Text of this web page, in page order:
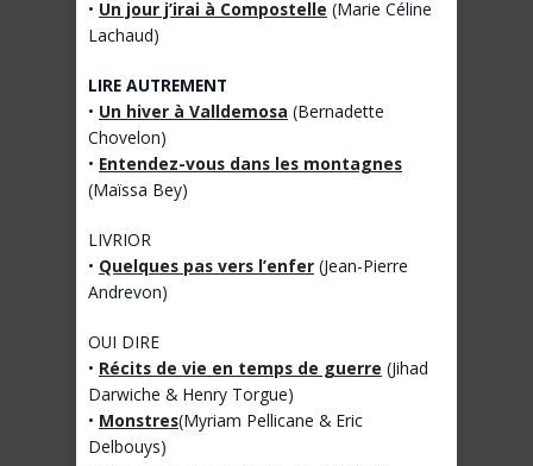
• Un jour j’irai à Compostelle (Marie Céline
Lachaud)
LIRE AUTREMENT
• Un hiver à Valldemosa (Bernadette
Chovelon)
• Entendez-vous dans les montagnes
(Maïssa Bey)
LIVRIOR
• Quelques pas vers l’enfer (Jean-Pierre
Andrevon)
OUI DIRE
• Récits de vie en temps de guerre (Jihad
Darwiche & Henry Torgue)
• Monstres(Myriam Pellicane & Eric
Delbouys)